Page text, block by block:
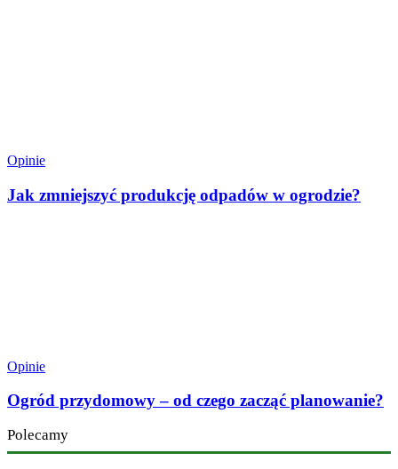
Opinie
Jak zmniejszyć produkcję odpadów w ogrodzie?
Opinie
Ogród przydomowy – od czego zacząć planowanie?
Polecamy